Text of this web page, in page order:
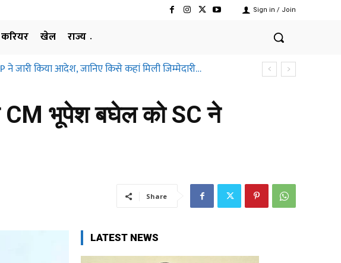
Sign in / Join
करियर खेल
राज्य
ने जारी किया आदेश, जानिए किसे कहां मिली जिम्मेदारी…
CM भूपेश बघेल को SC ने
Share
LATEST NEWS